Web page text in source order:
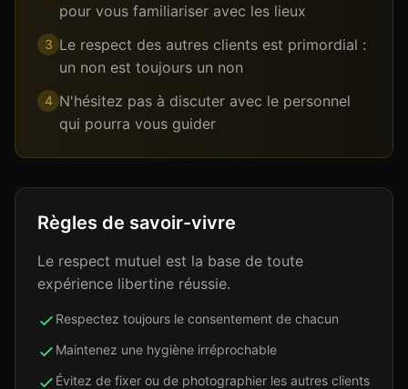
pour vous familiariser avec les lieux
3 Le respect des autres clients est primordial :
un non est toujours un non
4 N'hésitez pas à discuter avec le personnel
qui pourra vous guider
Règles de savoir-vivre
Le respect mutuel est la base de toute
expérience libertine réussie.
Respectez toujours le consentement de chacun
Maintenez une hygiène irréprochable
Évitez de fixer ou de photographier les autres clients